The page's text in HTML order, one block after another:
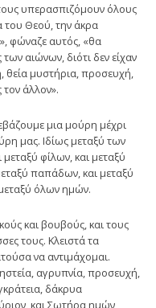
υπερασπιζόμουν όλους
του Θεού, την άκρα
φώναζε αυτός, «θα
αιώνων, διότι δεν είχαν
θεία μυστήρια, προσευχή,
άλλον».
μια μούρη μέχρι
μας. Ιδίως μεταξύ των
φίλων, και μεταξύ
παπάδων, και μεταξύ
όλων ημών.
και βουβούς, και τους
τους. Κλειστά τα
να αντιμάχομαι.
αγρυπνία, προσευχή,
δάκρυα
και Σωτήρα ημών